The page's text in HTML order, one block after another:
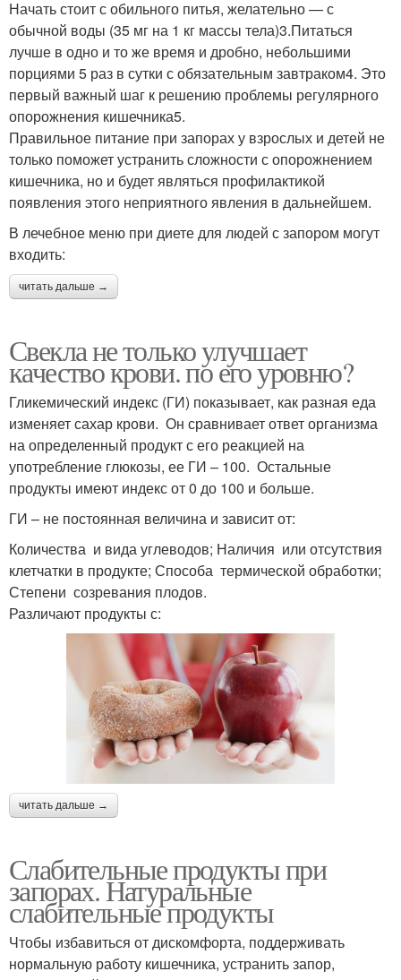
Начать стоит с обильного питья, желательно — с
обычной воды (35 мг на 1 кг массы тела)3.Питаться
лучше в одно и то же время и дробно, небольшими
порциями 5 раз в сутки с обязательным завтраком4. Это
первый важный шаг к решению проблемы регулярного
опорожнения кишечника5.
Правильное питание при запорах у взрослых и детей не
только поможет устранить сложности с опорожнением
кишечника, но и будет являться профилактикой
появления этого неприятного явления в дальнейшем.
В лечебное меню при диете для людей с запором могут
входить:
читать дальше →
Свекла не только улучшает
качество крови. по его уровню?
Гликемический индекс (ГИ) показывает, как разная еда
изменяет сахар крови. Он сравнивает ответ организма
на определенный продукт с его реакцией на
употребление глюкозы, ее ГИ – 100. Остальные
продукты имеют индекс от 0 до 100 и больше.
ГИ – не постоянная величина и зависит от:
Количества и вида углеводов; Наличия или отсутствия
клетчатки в продукте; Способа термической обработки;
Степени созревания плодов.
Различают продукты с:
читать дальше →
Слабительные продукты при
запорах. Натуральные
слабительные продукты
Чтобы избавиться от дискомфорта, поддерживать
нормальную работу кишечника, устранить запор,